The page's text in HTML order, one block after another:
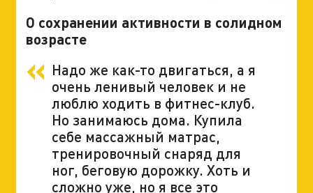
О сохранении активности в солидном
возрасте
Надо же как-то двигаться, а я
очень ленивый человек и не
люблю ходить в фитнес-клуб.
Но занимаюсь дома. Купила
себе массажный матрас,
тренировочный снаряд для
ног, беговую дорожку. Хоть и
сложно уже, но я все это